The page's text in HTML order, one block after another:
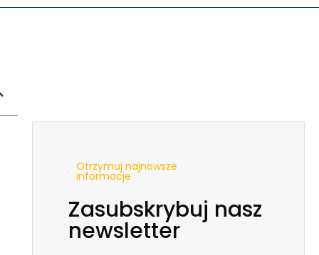
Otrzymuj najnowsze
informacje
Zasubskrybuj nasz
newsletter